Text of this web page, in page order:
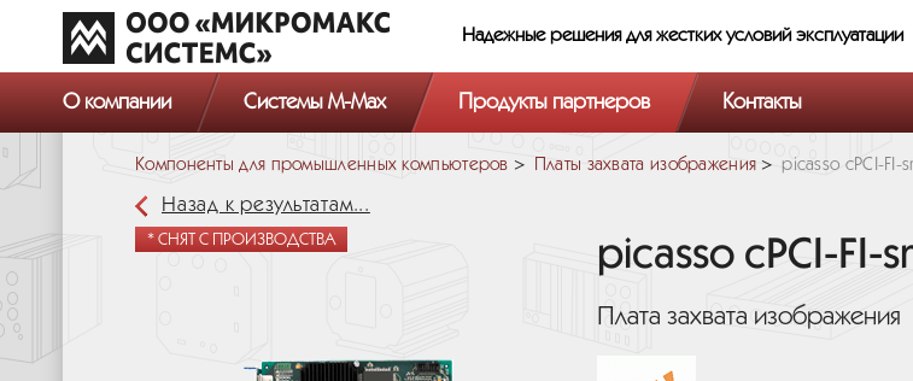
Надежные решения для жестких условий эксплуатации
О компании Системы M-Max Продукты партнеров Контакты
Компоненты для промышленных компьютеров Платы захвата изображения picasso cPCI-FI-
Назад к результатам...
* СНЯТ С ПРОИЗВОДСТВА picasso cPCI-FI-
Плата захвата изображения